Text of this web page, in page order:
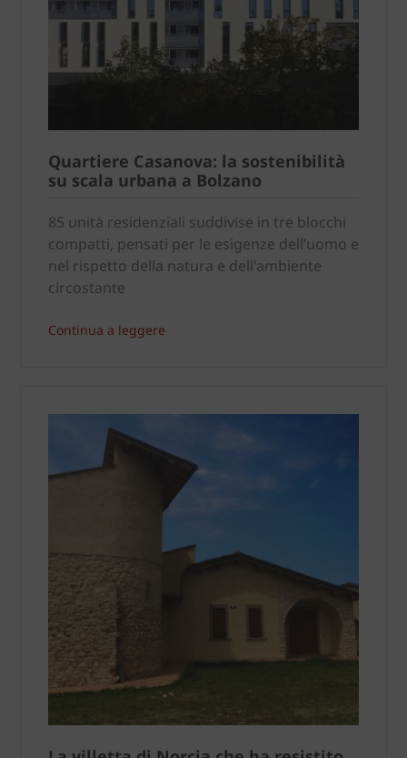
Quartiere Casanova: la sostenibilità
su scala urbana a Bolzano
85 unità residenziali suddivise in tre blocchi
compatti, pensati per le esigenze dell’uomo e
nel rispetto della natura e dell'ambiente
circostante
Continua a leggere